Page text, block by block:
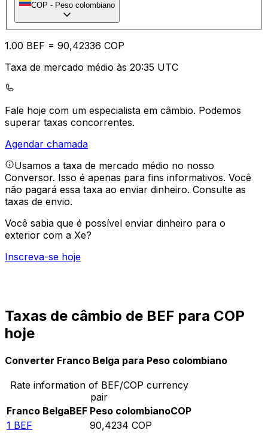
COP - Peso colombiano
1.00 BEF = 90,42336 COP
Taxa de mercado médio às 20:35 UTC
Fale hoje com um especialista em câmbio. Podemos
superar taxas concorrentes.
Agendar chamada
Usamos a taxa de mercado médio no nosso
Conversor. Isso é apenas para fins informativos. Você
não pagará essa taxa ao enviar dinheiro. Consulte as
taxas de envio.
Você sabia que é possível enviar dinheiro para o
exterior com a Xe?
Inscreva-se hoje
Taxas de câmbio de BEF para COP
hoje
Converter Franco Belga para Peso colombiano
Rate information of BEF/COP currency
pair
Franco BelgaBEF Peso colombianoCOP
1 BEF 90,4234 COP